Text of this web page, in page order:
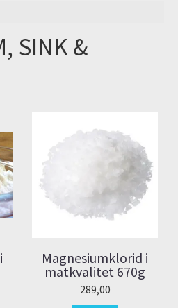
SINK &
Magnesiumklorid i
matkvalitet 670g
289,00